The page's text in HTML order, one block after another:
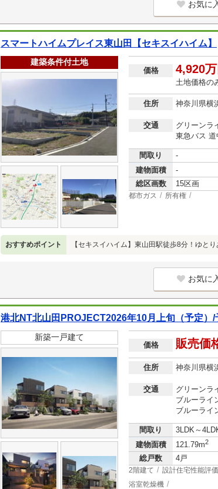
お気に
スマートハイムプレイス東山田【セキスイハイム】
建築条件付土地
価格 4,920
土地価格の
住所 神奈川県横
交通
グリーンラ
東急バス
間取り
-
建物面積
-
総区画数 15区画
都市ガス 所有権
おすすめポイント 【セキスイハイム】東山田駅徒歩8分！ゆと
お気に
港北NT北山田PROJECT2026年10月上旬（予定）/
新築一戸建て
価格 販売価
住所 神奈川県横
交通
グリーンラ
ブルーライ
ブルーライ
間取り
3LDK～
建物面積
121.79m2
総戸数 4戸
2階建て 設計住宅性能評
浴室乾燥機